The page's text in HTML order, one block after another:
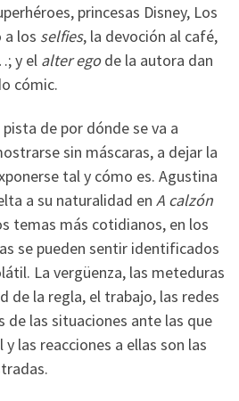
princesas Disney, Los
a los selfies, la devoción al café,
y el alter egode la autora dan
cómic.
de por dónde se va a
sin máscaras, a dejar la
tal y cómo es. Agustina
a su naturalidad en A calzón
temas más cotidianos, en los
se pueden sentir identificados
La vergüenza, las meteduras
de la regla, el trabajo, las redes
las situaciones ante las que
las reacciones a ellas son las